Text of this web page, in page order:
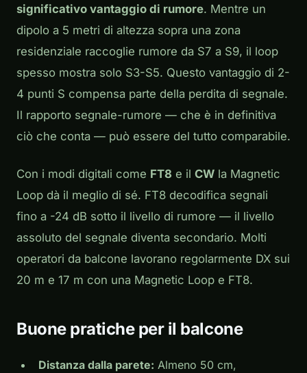
significativo vantaggio di rumore. Mentre un
dipolo a 5 metri di altezza sopra una zona
residenziale raccoglie rumore da S7 a S9, il loop
spesso mostra solo S3-S5. Questo vantaggio di 2-
4 punti S compensa parte della perdita di segnale.
Il rapporto segnale-rumore — che è in definitiva
ciò che conta — può essere del tutto comparabile.
Con i modi digitali come FT8 e il CW la Magnetic
Loop dà il meglio di sé. FT8 decodifica segnali
fino a -24 dB sotto il livello di rumore — il livello
assoluto del segnale diventa secondario. Molti
operatori da balcone lavorano regolarmente DX sui
20 m e 17 m con una Magnetic Loop e FT8.
Buone pratiche per il balcone
Distanza dalla parete: Almeno 50 cm,